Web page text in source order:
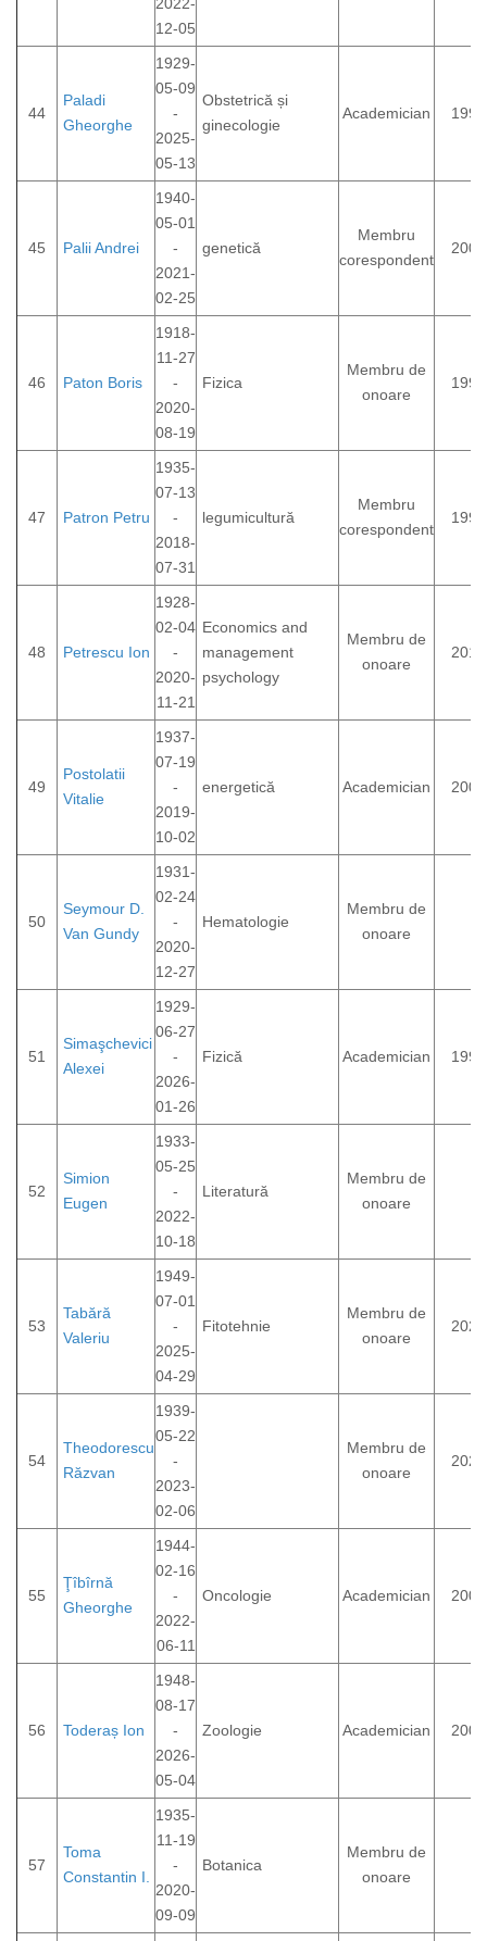
12-05
44
Paladi
Gheorghe
1929-
05-09
-
2025-
05-13
Obstetrică și
ginecologie
Academician 1993
45 Palii Andrei
1940-
05-01
-
2021-
02-25
genetică
Membru
corespondent
2007
46 Paton Boris
1918-
11-27
-
2020-
08-19
Fizica
Membru de
onoare
1998
47 Patron Petru
1935-
07-13
-
2018-
07-31
legumicultură
Membru
corespondent
1993
48 Petrescu Ion
1928-
02-04
-
2020-
11-21
Economics and
management
psychology
Membru de
onoare
2013
49
Postolatii
Vitalie
1937-
07-19
-
2019-
10-02
energetică Academician 2007
50
Seymour D.
Van Gundy
1931-
02-24
-
2020-
12-27
Hematologie
Membru de
onoare
51
Simaşchevici
Alexei
1929-
06-27
-
2026-
01-26
Fizică Academician 1992
52
Simion
Eugen
1933-
05-25
-
2022-
10-18
Literatură
Membru de
onoare
53
Tabără
Valeriu
1949-
07-01
-
2025-
04-29
Fitotehnie
Membru de
onoare
2022
54
Theodorescu
Răzvan
1939-
05-22
-
2023-
02-06
Membru de
onoare
2022
55
Ţîbîrnă
Gheorghe
1944-
02-16
-
2022-
06-11
Oncologie Academician 2007
56 Toderaș Ion
1948-
08-17
-
2026-
05-04
Zoologie Academician 2000
57
Toma
Constantin I.
1935-
11-19
-
2020-
09-09
Botanica
Membru de
onoare